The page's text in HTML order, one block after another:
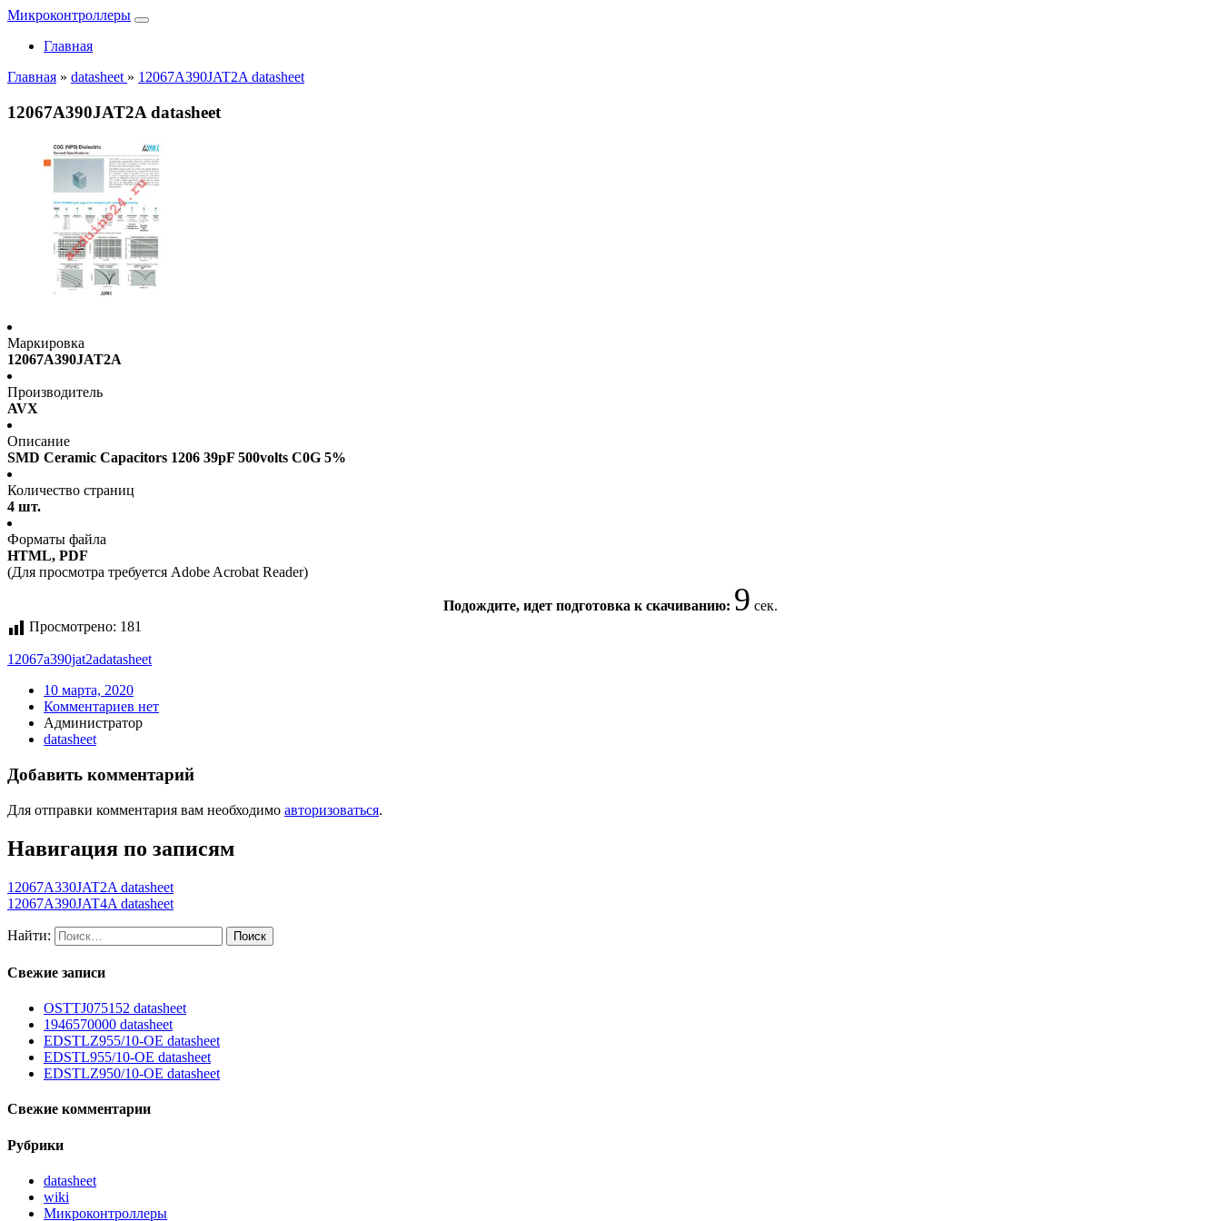
Микроконтроллеры
Главная
Главная » datasheet » 12067A390JAT2A datasheet
12067A390JAT2A datasheet
Маркировка
12067A390JAT2A
Производитель
AVX
Описание
SMD Ceramic Capacitors 1206 39pF 500volts C0G 5%
Количество страниц
4 шт.
Форматы файла
HTML, PDF
(Для просмотра требуется Adobe Acrobat Reader)
Подождите, идет подготовка к скачиванию: 9 сек.
Просмотрено: 181
12067a390jat2adatasheet
10 марта, 2020
Комментариев нет
Администратор
datasheet
Добавить комментарий
Для отправки комментария вам необходимо авторизоваться.
Навигация по записям
12067A330JAT2A datasheet
12067A390JAT4A datasheet
Найти:
Свежие записи
OSTTJ075152 datasheet
1946570000 datasheet
EDSTLZ955/10-OE datasheet
EDSTL955/10-OE datasheet
EDSTLZ950/10-OE datasheet
Свежие комментарии
Рубрики
datasheet
wiki
Микроконтроллеры